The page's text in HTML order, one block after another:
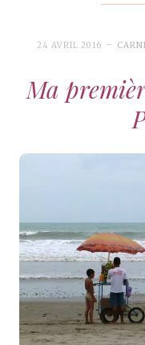
24 AVRIL 2016
Ma